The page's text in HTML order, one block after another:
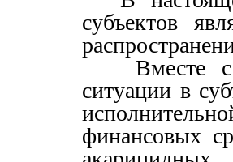
субъектов
Вместе
ситуации в
финансовых